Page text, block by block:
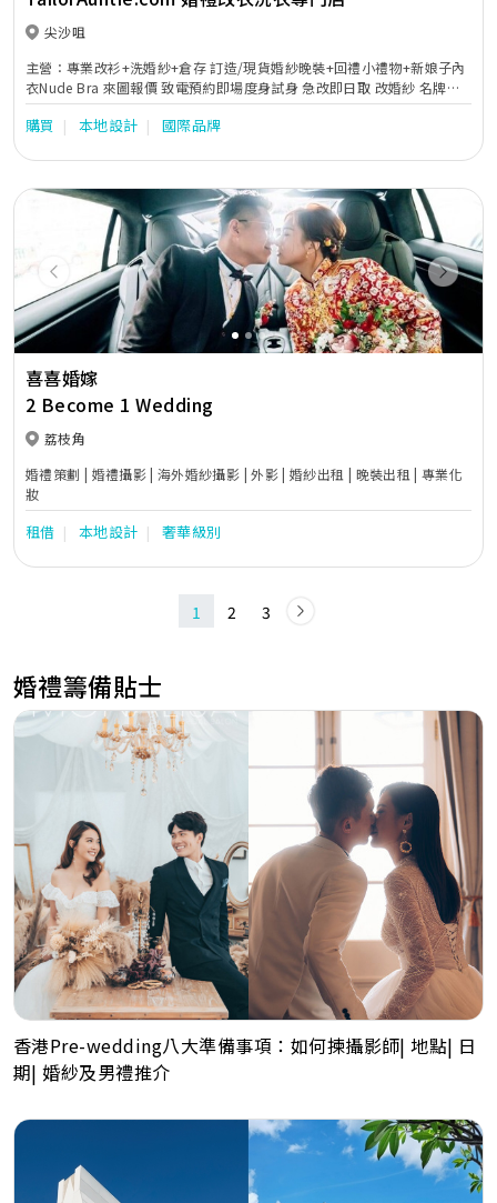
尖沙咀
主營：專業改衫+洗婚紗+倉存 訂造/現貨婚紗晚裝+回禮小禮物+新娘子內
衣Nude Bra 來圖報價 致電預約即場度身試身 急改即日取 改婚紗 名牌衫
褲 西裝 釘珠晚裝 媽媽衫 姊妹裙 拉鏈改綁帶 全港收送 24小時通宵運作 星
期一至日及公眾假期均可預約 尖沙咀改衣店 荃灣洗衣工場 元朗高級衣物
真絲晚裝 局部重點起漬 紅睡衣染色 草地婚禮嚴重泥漬 紅酒漬 汗漬 油漬
血漬 清洗Sample Sale 開倉二手婚紗晚裝污漬 淨白還原已泛黃布料 翻新
已氧化珠片 回復閃亮
購買 本地設計 國際品牌
Previous Next
喜喜婚嫁
2 Become 1 Wedding
荔枝角
婚禮策劃 | 婚禮攝影 | 海外婚紗攝影 | 外影 | 婚紗出租 | 晚裝出租 | 專業化
妝
租借 本地設計 奢華級別
1 2 3
婚禮籌備貼士
香港Pre-wedding八大準備事項：如何揀攝影師| 地點| 日
期| 婚紗及男禮推介